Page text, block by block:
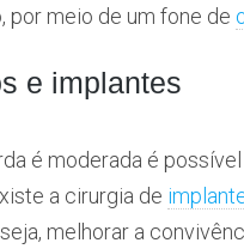
por meio de um fone de
e implantes
é moderada é
a cirurgia de
melhorar a